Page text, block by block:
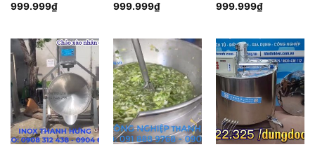
999.999₫ 999.999₫
999.999₫